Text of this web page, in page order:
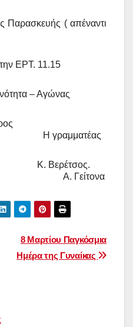
Παρασκευής (απέναντι
ΕΡΤ. 11.15
– Αγώνας
8 Μαρτίου Παγκόσμια
Ημέρα της Γυναίκας